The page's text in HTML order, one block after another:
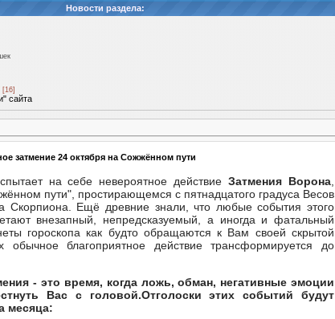
Новости раздела:
[16]
сайта
затмение 24 октября на Сожжённом пути
на себе невероятное действиеЗатмения Ворона
пути", простирающемся с пятнадцатого градуса Весов
Скорпиона. Ещё древние знали, что любые события этого
внезапный, непредсказуемый, а иногда и фатальный
гороскопа как будто обращаются к Вам своей скрытой
благоприятное действие трансформируется до
- это время, когда ложь, обман, негативные эмоции
Вас с головой.Отголоски этих событий будут
месяца: